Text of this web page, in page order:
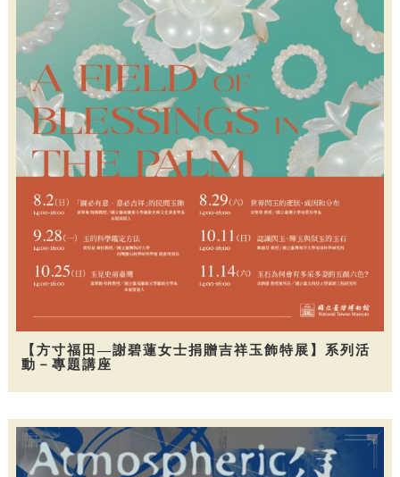
【方寸福田—謝碧蓮女士捐贈吉祥玉飾特展】系列活
動－專題講座